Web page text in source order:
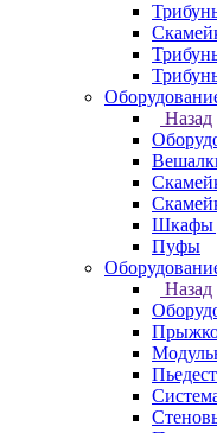
Назад
Шкафы
Пуфы
Назад